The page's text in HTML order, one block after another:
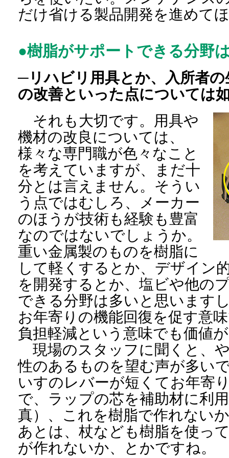
だけ省ける製品開発を進めて
●樹脂がサポートできる分野
─リハビリ用具とか、入所者
の改善といった点については
それも大切です。用具や
機材の改良については、
様々な専門職が色々なこと
を考えていますが、まだ十
分とは言えません。そうい
う点ではむしろ、メーカー
のほうが技術も経験も豊富
なのではないでしょうか。
重い金属製のものを樹脂に
して軽くするとか、デザイン
を開発するとか、塩ビや他の
できる分野は多いと思います
お年寄りの機能回復を促す意
負担軽減という意味でも価値
現場のスタッフに聞くと、
性のあるものを望む声が多い
いすのレバーが短くてお年寄
で、ラップの芯を補助材に利
真）、これを樹脂で作れない
あとは、杖なども樹脂を使っ
が作れないか、とかですね。